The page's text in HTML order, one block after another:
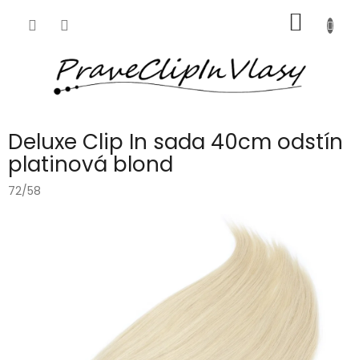
KOŠÍK
Deluxe Clip In sada 40cm odstín
platinová blond
72/58